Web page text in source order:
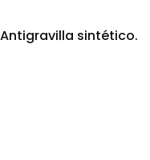
Antigravilla sintético.